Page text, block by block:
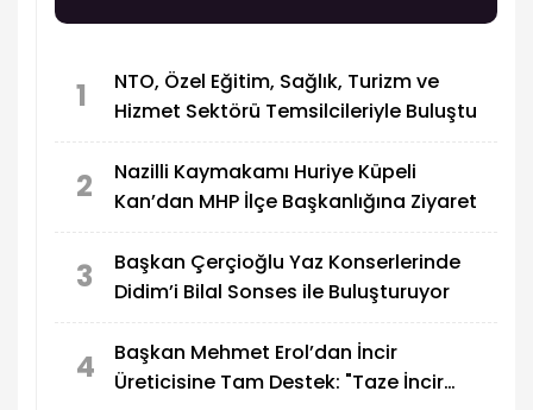
1
NTO, Özel Eğitim, Sağlık, Turizm ve
Hizmet Sektörü Temsilcileriyle Buluştu
2
Nazilli Kaymakamı Huriye Küpeli
Kan’dan MHP İlçe Başkanlığına Ziyaret
3
Başkan Çerçioğlu Yaz Konserlerinde
Didim’i Bilal Sonses ile Buluşturuyor
4
Başkan Mehmet Erol’dan İncir
Üreticisine Tam Destek: "Taze İncir